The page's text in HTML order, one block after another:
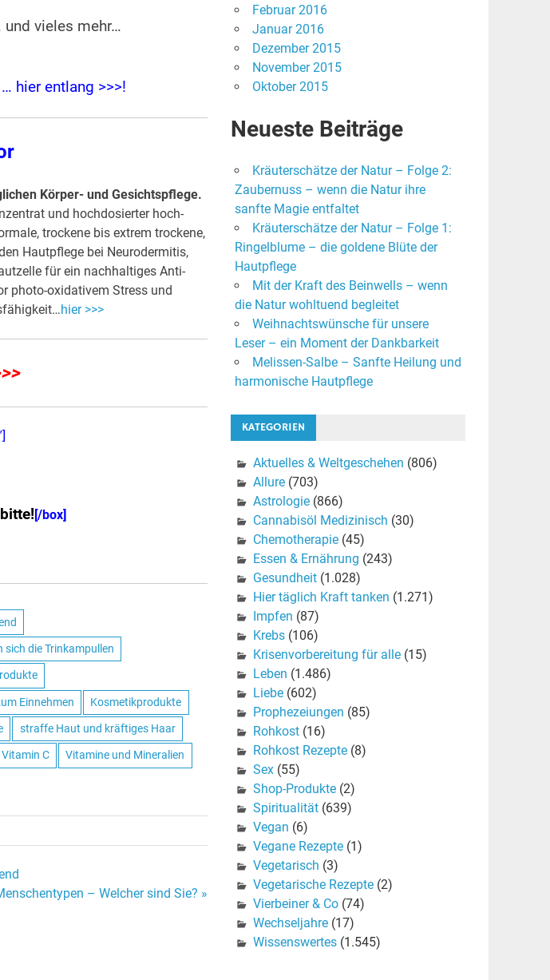
und vieles mehr…
hier entlang >>>!
Körper- und Gesichtspflege.
und hochdosierter hoch-
trockene bis extrem trockene,
Hautpflege bei Neurodermitis,
für ein nachhaltiges Anti-
photo-oxidativem Stress und
hier >>>
[/box]
sich die Trinkampullen
Einnehmen Kosmetikprodukte
straffe Haut und kräftiges Haar
Vitamin C Vitamine und Mineralien
– Welcher sind Sie? »
Februar 2016
Januar 2016
Dezember 2015
November 2015
Oktober 2015
Neueste Beiträge
Kräuterschätze der Natur – Folge 2:
Zaubernuss – wenn die Natur ihre
sanfte Magie entfaltet
Kräuterschätze der Natur – Folge 1:
Ringelblume – die goldene Blüte der
Hautpflege
Mit der Kraft des Beinwells – wenn
die Natur wohltuend begleitet
Weihnachtswünsche für unsere
Leser – ein Moment der Dankbarkeit
Melissen-Salbe – Sanfte Heilung und
harmonische Hautpflege
KATEGORIEN
Aktuelles & Weltgeschehen (806)
Allure(703)
Astrologie(866)
Cannabisöl Medizinisch (30)
Chemotherapie(45)
Essen & Ernährung (243)
Gesundheit(1.028)
Hier täglich Kraft tanken (1.271)
Impfen (87)
Krebs(106)
Krisenvorbereitung für alle(15)
Leben (1.486)
Liebe(602)
Prophezeiungen (85)
Rohkost(16)
Rohkost Rezepte(8)
Sex(55)
Shop-Produkte(2)
Spiritualität(639)
Vegan (6)
Vegane Rezepte(1)
Vegetarisch (3)
Vegetarische Rezepte(2)
Vierbeiner & Co(74)
Wechseljahre(17)
Wissenswertes(1.545)